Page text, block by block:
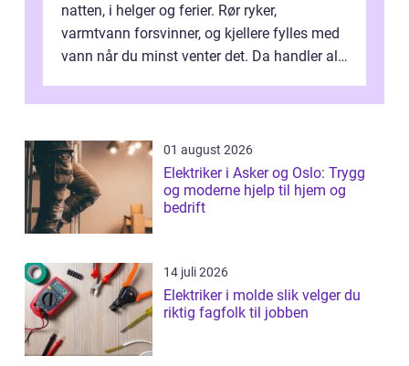
natten, i helger og ferier. Rør ryker,
varmtvann forsvinner, og kjellere fylles med
vann når du minst venter det. Da handler alt
01 august 2026
Elektriker i Asker og Oslo: Trygg
og moderne hjelp til hjem og
bedrift
14 juli 2026
Elektriker i molde slik velger du
riktig fagfolk til jobben